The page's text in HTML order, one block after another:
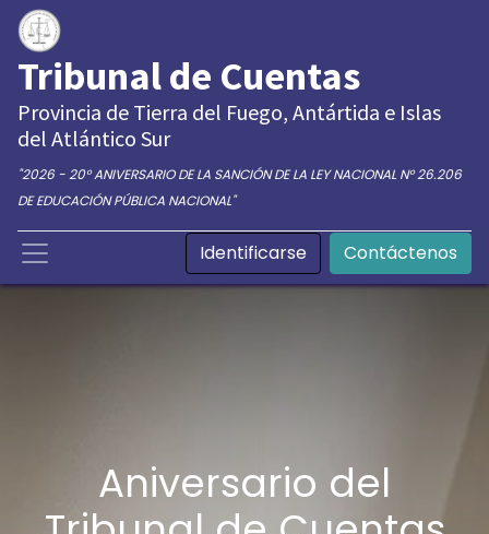
Tribunal de Cuentas
Provincia de Tierra del Fuego, Antártida e Islas
del Atlántico Sur
"2026 - 20° ANIVERSARIO DE LA SANCIÓN DE LA LEY NACIONAL N° 26.206
DE EDUCACIÓN PÚBLICA NACIONAL"
Identificarse Contáctenos
Aniversario del